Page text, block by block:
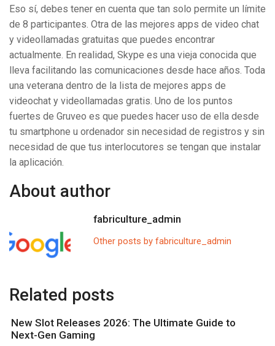
Eso sí, debes tener en cuenta que tan solo permite un límite
de 8 participantes. Otra de las mejores apps de video chat
y videollamadas gratuitas que puedes encontrar
actualmente. En realidad, Skype es una vieja conocida que
lleva facilitando las comunicaciones desde hace años. Toda
una veterana dentro de la lista de mejores apps de
videochat y videollamadas gratis. Uno de los puntos
fuertes de Gruveo es que puedes hacer uso de ella desde
tu smartphone u ordenador sin necesidad de registros y sin
necesidad de que tus interlocutores se tengan que instalar
la aplicación.
About author
fabriculture_admin
Other posts by fabriculture_admin
Related posts
New Slot Releases 2026: The Ultimate Guide to
Next-Gen Gaming